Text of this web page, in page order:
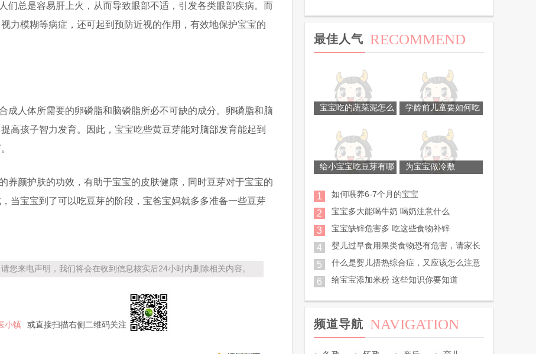
们总是容易肝上火，从而导致眼部不适，引发各类眼部疾病。而
力模糊等病症，还可起到预防近视的作用，有效地保护宝宝的
成人体所需要的卵磷脂和脑磷脂所必不可缺的成分。卵磷脂和脑
高孩子智力发育。因此，宝宝吃些黄豆芽能对脑部发育能起到
养颜护肤的功效，有助于宝宝的皮肤健康，同时豆芽对于宝宝的
当宝宝到了可以吃豆芽的阶段，宝爸宝妈就多多准备一些豆芽
您来电声明，我们将会在收到信息核实后24小时内删除相关内容。
小镇 或直接扫描右侧二维码关注
最佳人气 RECOMMEND
宝宝吃的蔬菜泥怎么 学龄前儿童要如何吃
给小宝宝吃豆芽有哪 为宝宝做冷敷
1 如何喂养6-7个月的宝宝
2 宝宝多大能喝牛奶 喝奶注意什么
3 宝宝缺锌危害多 吃这些食物补锌
4 婴儿过早食用果类食物恐有危害，请家长
5 什么是婴儿捂热综合症，又应该怎么注意
6 给宝宝添加米粉 这些知识你要知道
频道导航 NAVIGATION